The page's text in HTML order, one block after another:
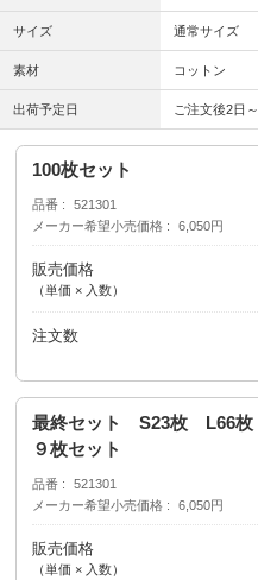
サイズ 通常サイズ
素材 コットン
出荷予定日 ご注文後2日
100枚セット
品番
521301
メーカー希望小売価格
6,050円
販売価格
（単価 × 入数）
注文数
最終セット S23枚 L66
９枚セット
品番
521301
メーカー希望小売価格
6,050円
販売価格
（単価 × 入数）